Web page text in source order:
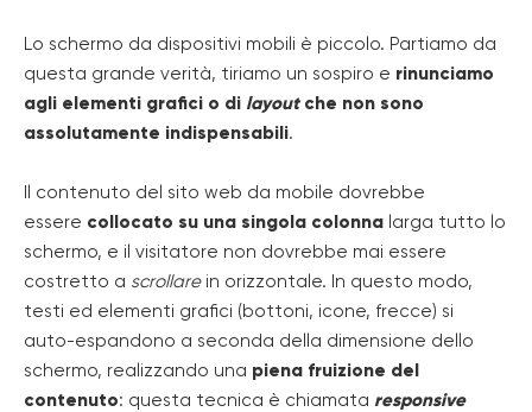
Lo schermo da dispositivi mobili è piccolo. Partiamo da
questa grande verità, tiriamo un sospiro e rinunciamo
agli elementi grafici o di layoutche non sono
assolutamente indispensabili.
Il contenuto del sito web da mobile dovrebbe
essere collocato su una singola colonna larga tutto lo
schermo, e il visitatore non dovrebbe mai essere
costretto a scrollarein orizzontale. In questo modo,
testi ed elementi grafici (bottoni, icone, frecce) si
auto-espandono a seconda della dimensione dello
schermo, realizzando una piena fruizione del
contenuto: questa tecnica è chiamata responsive